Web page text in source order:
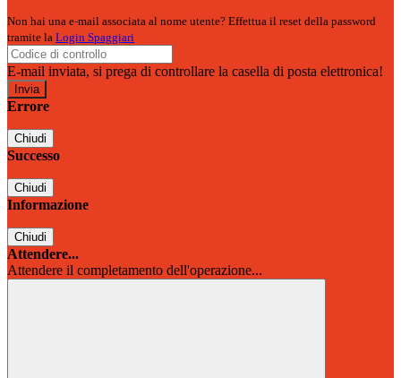
Non hai una e-mail associata al nome utente? Effettua il reset della password
tramite la Login Spaggiari
E-mail inviata, si prega di controllare la casella di posta elettronica!
Errore
Chiudi
Successo
Chiudi
Informazione
Chiudi
Attendere...
Attendere il completamento dell'operazione...